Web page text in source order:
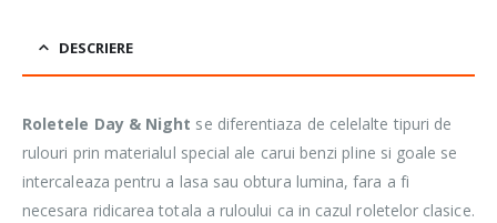
DESCRIERE
Roletele Day & Night se diferentiaza de celelalte tipuri de
rulouri prin materialul special ale carui benzi pline si goale se
intercaleaza pentru a lasa sau obtura lumina, fara a fi
necesara ridicarea totala a ruloului ca in cazul roletelor clasice.